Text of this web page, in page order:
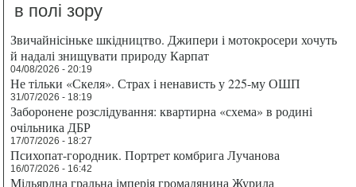
в полі зору
Звичайнісіньке шкідництво. Джипери і мотокросери хочуть
й надалі знищувати природу Карпат
04/08/2026 - 20:19
Не тільки «Скеля». Страх і ненависть у 225-му ОШП
31/07/2026 - 18:19
Заборонене розслідування: квартирна «схема» в родині
очільника ДБР
17/07/2026 - 18:27
Психопат-городник. Портрет комбрига Лучанова
16/07/2026 - 16:42
Мільярдна гральна імперія громадянина Журила